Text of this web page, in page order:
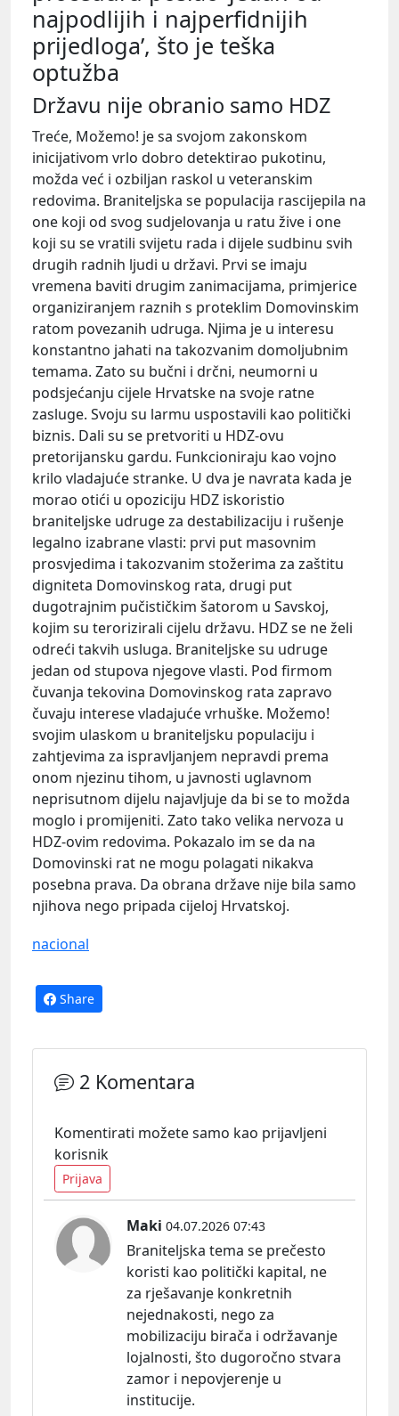
najpodlijih i najperfidnijih
prijedloga’, što je teška
optužba
Državu nije obranio samo HDZ
Treće, Možemo! je sa svojom zakonskom
inicijativom vrlo dobro detektirao pukotinu,
možda već i ozbiljan raskol u veteranskim
redovima. Braniteljska se populacija rascijepila na
one koji od svog sudjelovanja u ratu žive i one
koji su se vratili svijetu rada i dijele sudbinu svih
drugih radnih ljudi u državi. Prvi se imaju
vremena baviti drugim zanimacijama, primjerice
organiziranjem raznih s proteklim Domovinskim
ratom povezanih udruga. Njima je u interesu
konstantno jahati na takozvanim domoljubnim
temama. Zato su bučni i drčni, neumorni u
podsjećanju cijele Hrvatske na svoje ratne
zasluge. Svoju su larmu uspostavili kao politički
biznis. Dali su se pretvoriti u HDZ-ovu
pretorijansku gardu. Funkcioniraju kao vojno
krilo vladajuće stranke. U dva je navrata kada je
morao otići u opoziciju HDZ iskoristio
braniteljske udruge za destabilizaciju i rušenje
legalno izabrane vlasti: prvi put masovnim
prosvjedima i takozvanim stožerima za zaštitu
digniteta Domovinskog rata, drugi put
dugotrajnim pučističkim šatorom u Savskoj,
kojim su terorizirali cijelu državu. HDZ se ne želi
odreći takvih usluga. Braniteljske su udruge
jedan od stupova njegove vlasti. Pod firmom
čuvanja tekovina Domovinskog rata zapravo
čuvaju interese vladajuće vrhuške. Možemo!
svojim ulaskom u braniteljsku populaciju i
zahtjevima za ispravljanjem nepravdi prema
onom njezinu tihom, u javnosti uglavnom
neprisutnom dijelu najavljuje da bi se to možda
moglo i promijeniti. Zato tako velika nervoza u
HDZ-ovim redovima. Pokazalo im se da na
Domovinski rat ne mogu polagati nikakva
posebna prava. Da obrana države nije bila samo
njihova nego pripada cijeloj Hrvatskoj.
nacional
Share
2 Komentara
Komentirati možete samo kao prijavljeni
korisnik
Prijava
Maki 04.07.2026 07:43
Braniteljska tema se prečesto
koristi kao politički kapital, ne
za rješavanje konkretnih
nejednakosti, nego za
mobilizaciju birača i održavanje
lojalnosti, što dugoročno stvara
zamor i nepovjerenje u
institucije.